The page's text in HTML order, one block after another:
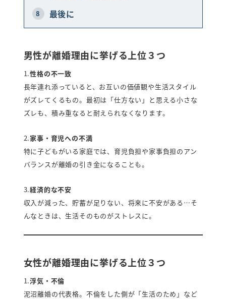
8 最後に
男性が離婚理由に挙げる上位３つ
1.性格の不一致
長年連れ添っていると、お互いの価値観や生活スタイル
がズレてくるもの。最初は「仕方ない」と思える小さな
ズレも、積み重なると耐えられなくなります。
2.家事・育児への不満
特に子どもがいる家庭では、育児負担や家事負担のアン
バランスが離婚の引き金になることも。
3.経済的な不安
収入が減った、貯蓄が足りない、将来に不安がある…そ
んなときは、生活そのものがストレスに。
女性が離婚理由に挙げる上位３つ
1.浮気・不倫
泥沼離婚の代表格。不倫をした側が「生活のため」など